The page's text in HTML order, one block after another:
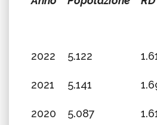
2022 5.122
2021 5.141
2020 5.087